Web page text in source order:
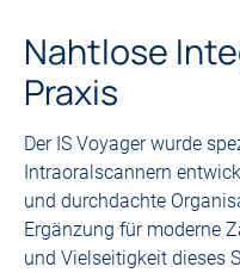
Nahtlose
Praxis
Der IS Voyager wurde
Intraoralscannern
und durchdachte
Ergänzung für moderne
und Vielseitigkeit dieses